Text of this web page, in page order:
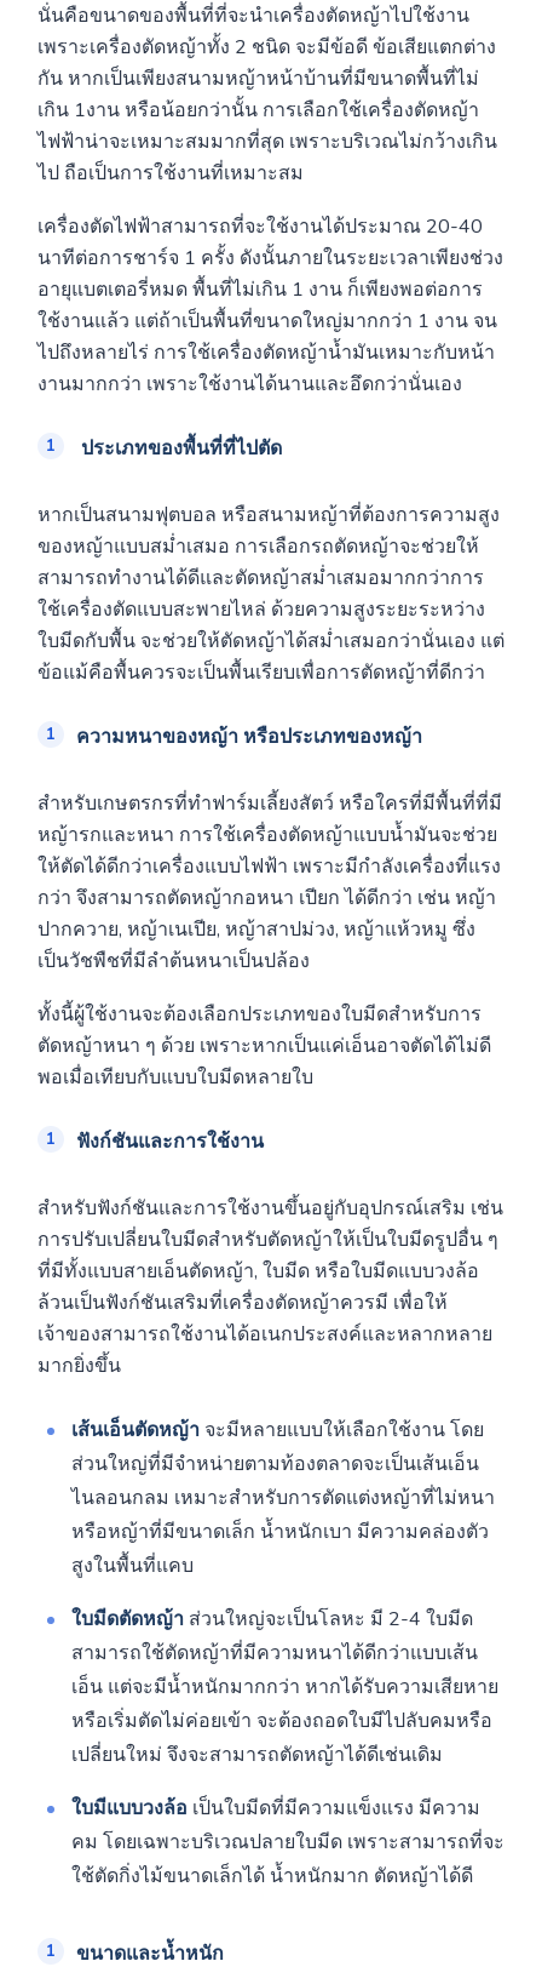
นั่นคือขนาดของพื้นที่ที่จะนำเครื่องตัดหญ้าไปใช้งาน
เพราะเครื่องตัดหญ้าทั้ง 2 ชนิด จะมีข้อดี ข้อเสียแตกต่าง
กัน หากเป็นเพียงสนามหญ้าหน้าบ้านที่มีขนาดพื้นที่ไม่
เกิน 1งาน หรือน้อยกว่านั้น การเลือกใช้เครื่องตัดหญ้า
ไฟฟ้าน่าจะเหมาะสมมากที่สุด เพราะบริเวณไม่กว้างเกิน
ไป ถือเป็นการใช้งานที่เหมาะสม
เครื่องตัดไฟฟ้าสามารถที่จะใช้งานได้ประมาณ 20-40
นาทีต่อการชาร์จ 1 ครั้ง ดังนั้นภายในระยะเวลาเพียงช่วง
อายุแบตเตอรี่หมด พื้นที่ไม่เกิน 1 งาน ก็เพียงพอต่อการ
ใช้งานแล้ว แต่ถ้าเป็นพื้นที่ขนาดใหญ่มากกว่า 1 งาน จน
ไปถึงหลายไร่ การใช้เครื่องตัดหญ้าน้ำมันเหมาะกับหน้า
งานมากกว่า เพราะใช้งานได้นานและอึดกว่านั่นเอง
ประเภทของพื้นที่ที่ไปตัด
หากเป็นสนามฟุตบอล หรือสนามหญ้าที่ต้องการความสูง
ของหญ้าแบบสม่ำเสมอ การเลือกรถตัดหญ้าจะช่วยให้
สามารถทำงานได้ดีและตัดหญ้าสม่ำเสมอมากกว่าการ
ใช้เครื่องตัดแบบสะพายไหล่ ด้วยความสูงระยะระหว่าง
ใบมีดกับพื้น จะช่วยให้ตัดหญ้าได้สม่ำเสมอกว่านั่นเอง แต่
ข้อแม้คือพื้นควรจะเป็นพื้นเรียบเพื่อการตัดหญ้าที่ดีกว่า
ความหนาของหญ้า หรือประเภทของหญ้า
สำหรับเกษตรกรที่ทำฟาร์มเลี้ยงสัตว์ หรือใครที่มีพื้นที่ที่มี
หญ้ารกและหนา การใช้เครื่องตัดหญ้าแบบน้ำมันจะช่วย
ให้ตัดได้ดีกว่าเครื่องแบบไฟฟ้า เพราะมีกำลังเครื่องที่แรง
กว่า จึงสามารถตัดหญ้ากอหนา เปียก ได้ดีกว่า เช่น หญ้า
ปากควาย, หญ้าเนเปีย, หญ้าสาปม่วง, หญ้าแห้วหมู ซึ่ง
เป็นวัชพืชที่มีลำต้นหนาเป็นปล้อง
ทั้งนี้ผู้ใช้งานจะต้องเลือกประเภทของใบมีดสำหรับการ
ตัดหญ้าหนา ๆ ด้วย เพราะหากเป็นแค่เอ็นอาจตัดได้ไม่ดี
พอเมื่อเทียบกับแบบใบมีดหลายใบ
ฟังก์ชันและการใช้งาน
สำหรับฟังก์ชันและการใช้งานขึ้นอยู่กับอุปกรณ์เสริม เช่น
การปรับเปลี่ยนใบมีดสำหรับตัดหญ้าให้เป็นใบมีดรูปอื่น ๆ
ที่มีทั้งแบบสายเอ็นตัดหญ้า, ใบมีด หรือใบมีดแบบวงล้อ
ล้วนเป็นฟังก์ชันเสริมที่เครื่องตัดหญ้าควรมี เพื่อให้
เจ้าของสามารถใช้งานได้อเนกประสงค์และหลากหลาย
มากยิ่งขึ้น
เส้นเอ็นตัดหญ้า จะมีหลายแบบให้เลือกใช้งาน โดย
ส่วนใหญ่ที่มีจำหน่ายตามท้องตลาดจะเป็นเส้นเอ็น
ไนลอนกลม เหมาะสำหรับการตัดแต่งหญ้าที่ไม่หนา
หรือหญ้าที่มีขนาดเล็ก น้ำหนักเบา มีความคล่องตัว
สูงในพื้นที่แคบ
ใบมีดตัดหญ้า ส่วนใหญ่จะเป็นโลหะ มี 2-4 ใบมีด
สามารถใช้ตัดหญ้าที่มีความหนาได้ดีกว่าแบบเส้น
เอ็น แต่จะมีน้ำหนักมากกว่า หากได้รับความเสียหาย
หรือเริ่มตัดไม่ค่อยเข้า จะต้องถอดใบมีไปลับคมหรือ
เปลี่ยนใหม่ จึงจะสามารถตัดหญ้าได้ดีเช่นเดิม
ใบมีแบบวงล้อ เป็นใบมีดที่มีความแข็งแรง มีความ
คม โดยเฉพาะบริเวณปลายใบมีด เพราะสามารถที่จะ
ใช้ตัดกิ่งไม้ขนาดเล็กได้ น้ำหนักมาก ตัดหญ้าได้ดี
ขนาดและน้ำหนัก